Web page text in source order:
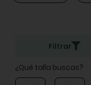
Filtrar
¿Qué talla buscas?